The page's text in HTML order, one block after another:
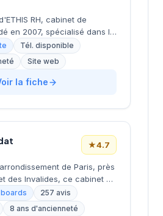
RH, cabinet de
en 2007, spécialisé dans le
humaines, le
et dirigeants, le
Situé au 16 rue de
8e arrondissement de Paris,
Tél. disponible
Site web
la fiche
★4.7
de Paris, près
des Invalides, ce cabinet de
d'une localisation
de la capitale. Installé
257 avis
8 ans d'ancienneté